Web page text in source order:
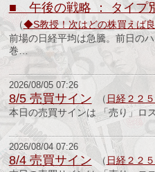
テ
ナ
［ブ
ロ
グ
ラ
■ 午後の戦略 ： タイプ
（◆S教授！次はどの株買えば
前場の日経平均は急騰。前日の
巻…
2026/08/05 07:26
8/5 売買サイン （ 日経２２
本日の売買サインは 「売り」ロ
2026/08/04 07:26
8/4 売買サイン （ 日経２２